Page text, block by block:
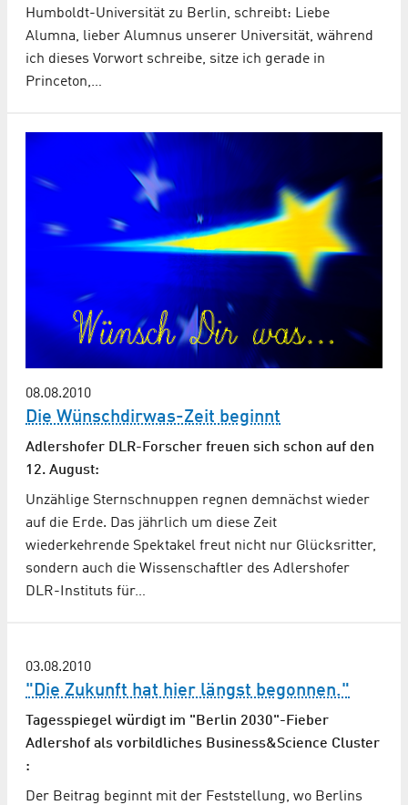
Humboldt-Universität zu Berlin, schreibt: Liebe
Alumna, lieber Alumnus unserer Universität, während
ich dieses Vorwort schreibe, sitze ich gerade in
Princeton,…
08.08.2010
Die Wünschdirwas-Zeit beginnt
Adlershofer DLR-Forscher freuen sich schon auf den
12. August:
Unzählige Sternschnuppen regnen demnächst wieder
auf die Erde. Das jährlich um diese Zeit
wiederkehrende Spektakel freut nicht nur Glücksritter,
sondern auch die Wissenschaftler des Adlershofer
DLR-Instituts für…
03.08.2010
"Die Zukunft hat hier längst begonnen."
Tagesspiegel würdigt im "Berlin 2030"-Fieber
Adlershof als vorbildliches Business&Science Cluster
:
Der Beitrag beginnt mit der Feststellung, wo Berlins